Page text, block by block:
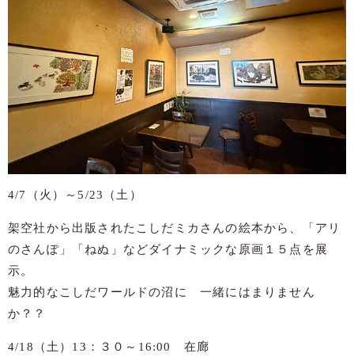
4/7（火）～5/23（土）
架空社から出版されたこしだミカさんの絵本から、「アリ
のさんぽ」「ねぬ」などダイナミックな原画１５点を展
示。
魅力的なこしだワールドの沼に 一緒にはまりません
か？？
4/18（土）13：３０～16:00 在廊